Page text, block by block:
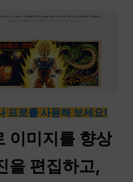
프로를 사용해 보세요!
이미지를 향상
을 편집하고,